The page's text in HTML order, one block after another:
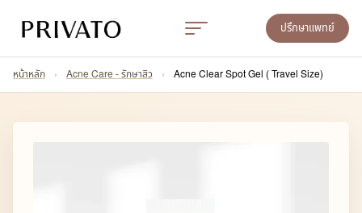
ปรึกษาแพทย์
หน้าหลัก › Acne Care - รักษาสิว › Acne Clear Spot Gel ( Travel Size)